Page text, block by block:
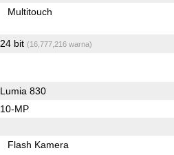
Multitouch
24 bit (16,777,216 warna)
Lumia 830
10-MP
Flash Kamera